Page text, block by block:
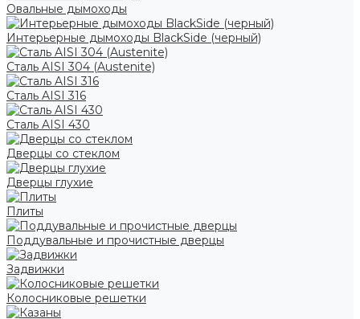
Овальные дымоходы
Интерьерные дымоходы BlackSide (черный)
Сталь AISI 304 (Austenite)
Сталь AISI 316
Сталь AISI 430
Дверцы со стеклом
Дверцы глухие
Плиты
Поддувальные и прочистные дверцы
Задвижки
Колосниковые решетки